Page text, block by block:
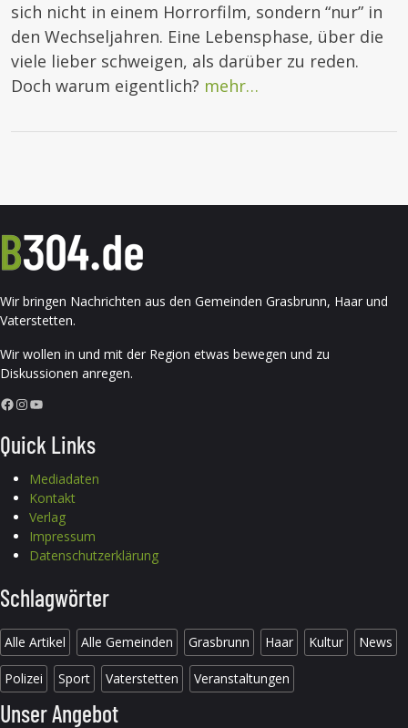
sich nicht in einem Horrorfilm, sondern “nur” in
den Wechseljahren. Eine Lebensphase, über die
viele lieber schweigen, als darüber zu reden.
Doch warum eigentlich? mehr…
Wir bringen Nachrichten aus den Gemeinden Grasbrunn, Haar und
Vaterstetten.
Wir wollen in und mit der Region etwas bewegen und zu
Diskussionen anregen.
Facebook InstagramYouTube
Quick Links
Mediadaten
Kontakt
Verlag
Impressum
Datenschutzerklärung
Schlagwörter
Alle Artikel Alle Gemeinden Grasbrunn Haar Kultur News
Polizei Sport Vaterstetten Veranstaltungen
Unser Angebot